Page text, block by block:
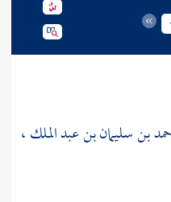
بن سليمان بن عبد الملك ،